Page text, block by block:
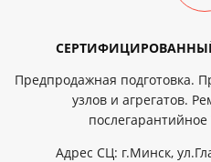
Предпродажная подготовка.
узлов и агрегатов.
Адрес СЦ: г.Минск,